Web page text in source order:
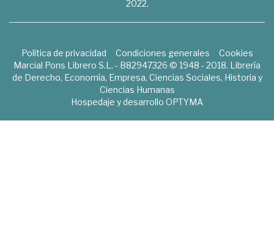
2022.
Política de privacidad Condiciones generales
Cookies
Marcial Pons Librero S.L. - B82947326 © 1948 - 2018. Librería
de Derecho, Economía, Empresa, Ciencias Sociales, Historia y
Ciencias Humanas
Hospedaje y desarrollo OPTYMA